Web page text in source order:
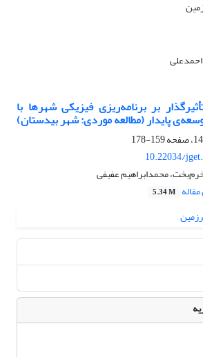
بر برنامه‌ریزی فیزیکی شهرها با
پایدار (مطالعه موردی: شهر بیدستان)
159-178
10.22034/
محمدابراهیم عفیفی
5.34 M